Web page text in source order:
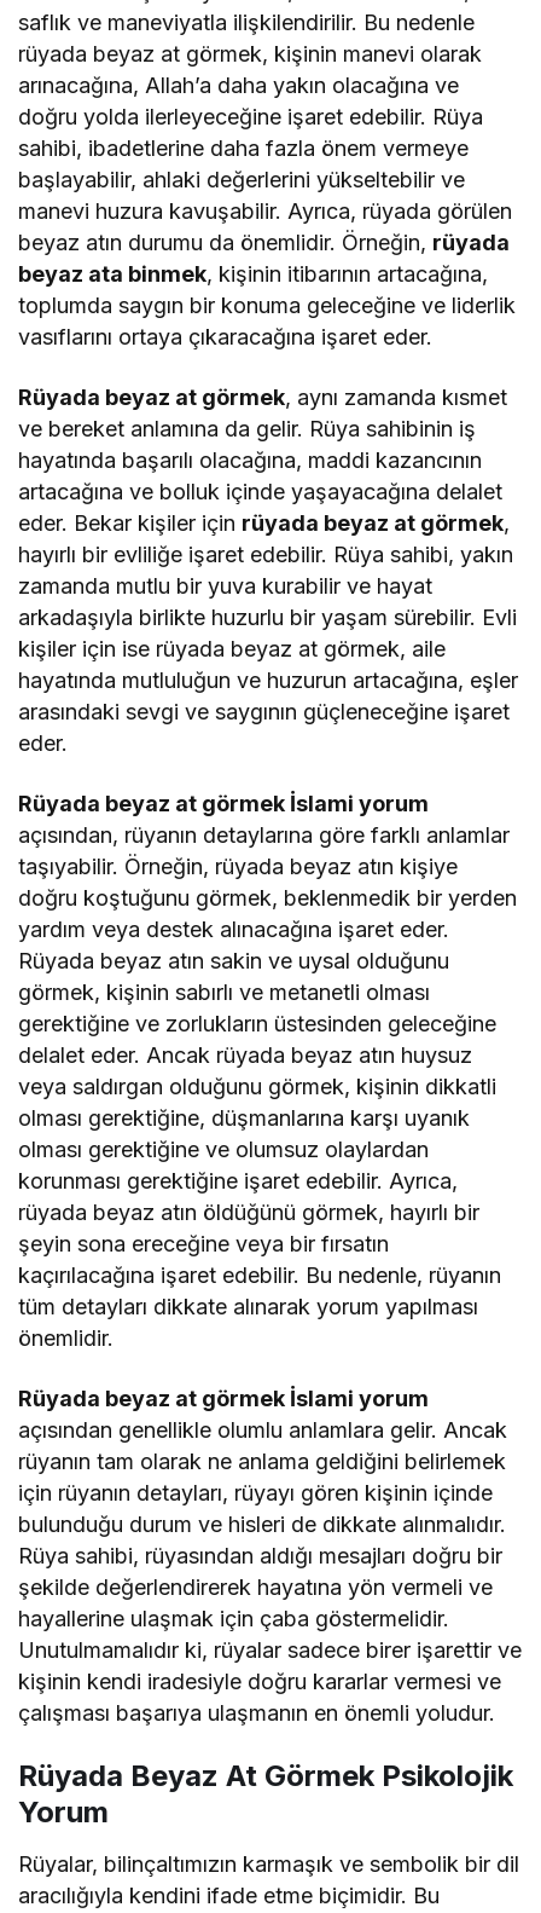
saflık ve maneviyatla ilişkilendirilir. Bu nedenle
rüyada beyaz at görmek, kişinin manevi olarak
arınacağına, Allah’a daha yakın olacağına ve
doğru yolda ilerleyeceğine işaret edebilir. Rüya
sahibi, ibadetlerine daha fazla önem vermeye
başlayabilir, ahlaki değerlerini yükseltebilir ve
manevi huzura kavuşabilir. Ayrıca, rüyada görülen
beyaz atın durumu da önemlidir. Örneğin, rüyada
beyaz ata binmek, kişinin itibarının artacağına,
toplumda saygın bir konuma geleceğine ve liderlik
vasıflarını ortaya çıkaracağına işaret eder.
Rüyada beyaz at görmek, aynı zamanda kısmet
ve bereket anlamına da gelir. Rüya sahibinin iş
hayatında başarılı olacağına, maddi kazancının
artacağına ve bolluk içinde yaşayacağına delalet
eder. Bekar kişiler için rüyada beyaz at görmek,
hayırlı bir evliliğe işaret edebilir. Rüya sahibi, yakın
zamanda mutlu bir yuva kurabilir ve hayat
arkadaşıyla birlikte huzurlu bir yaşam sürebilir. Evli
kişiler için ise rüyada beyaz at görmek, aile
hayatında mutluluğun ve huzurun artacağına, eşler
arasındaki sevgi ve saygının güçleneceğine işaret
eder.
Rüyada beyaz at görmek İslami yorum
açısından, rüyanın detaylarına göre farklı anlamlar
taşıyabilir. Örneğin, rüyada beyaz atın kişiye
doğru koştuğunu görmek, beklenmedik bir yerden
yardım veya destek alınacağına işaret eder.
Rüyada beyaz atın sakin ve uysal olduğunu
görmek, kişinin sabırlı ve metanetli olması
gerektiğine ve zorlukların üstesinden geleceğine
delalet eder. Ancak rüyada beyaz atın huysuz
veya saldırgan olduğunu görmek, kişinin dikkatli
olması gerektiğine, düşmanlarına karşı uyanık
olması gerektiğine ve olumsuz olaylardan
korunması gerektiğine işaret edebilir. Ayrıca,
rüyada beyaz atın öldüğünü görmek, hayırlı bir
şeyin sona ereceğine veya bir fırsatın
kaçırılacağına işaret edebilir. Bu nedenle, rüyanın
tüm detayları dikkate alınarak yorum yapılması
önemlidir.
Rüyada beyaz at görmek İslami yorum
açısından genellikle olumlu anlamlara gelir. Ancak
rüyanın tam olarak ne anlama geldiğini belirlemek
için rüyanın detayları, rüyayı gören kişinin içinde
bulunduğu durum ve hisleri de dikkate alınmalıdır.
Rüya sahibi, rüyasından aldığı mesajları doğru bir
şekilde değerlendirerek hayatına yön vermeli ve
hayallerine ulaşmak için çaba göstermelidir.
Unutulmamalıdır ki, rüyalar sadece birer işarettir ve
kişinin kendi iradesiyle doğru kararlar vermesi ve
çalışması başarıya ulaşmanın en önemli yoludur.
Rüyada Beyaz At Görmek Psikolojik
Yorum
Rüyalar, bilinçaltımızın karmaşık ve sembolik bir dil
aracılığıyla kendini ifade etme biçimidir. Bu